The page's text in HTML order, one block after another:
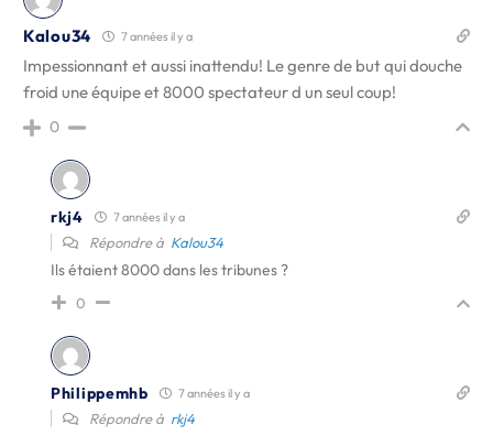
Kalou34 7 années il y a
Impessionnant et aussi inattendu! Le genre de but qui douche
froid une équipe et 8000 spectateur d un seul coup!
0
rkj4 7 années il y a
Répondre à Kalou34
Ils étaient 8000 dans les tribunes ?
0
Philippemhb 7 années il y a
Répondre à rkj4